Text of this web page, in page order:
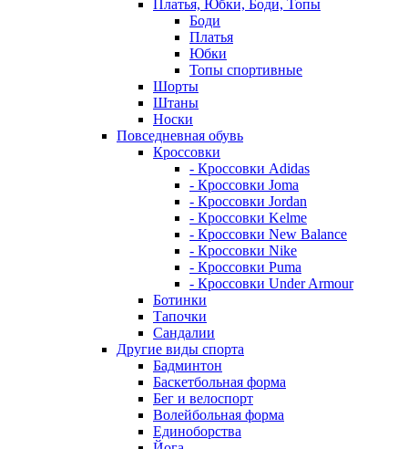
Платья, Юбки, Боди, Топы
Боди
Платья
Юбки
Топы спортивные
Шорты
Штаны
Носки
Повседневная обувь
Кроссовки
- Кроссовки Adidas
- Кроссовки Joma
- Кроссовки Jordan
- Кроссовки Kelme
- Кроссовки New Balance
- Кроссовки Nike
- Кроссовки Puma
- Кроссовки Under Armour
Ботинки
Тапочки
Сандалии
Другие виды спорта
Бадминтон
Баскетбольная форма
Бег и велоспорт
Волейбольная форма
Единоборства